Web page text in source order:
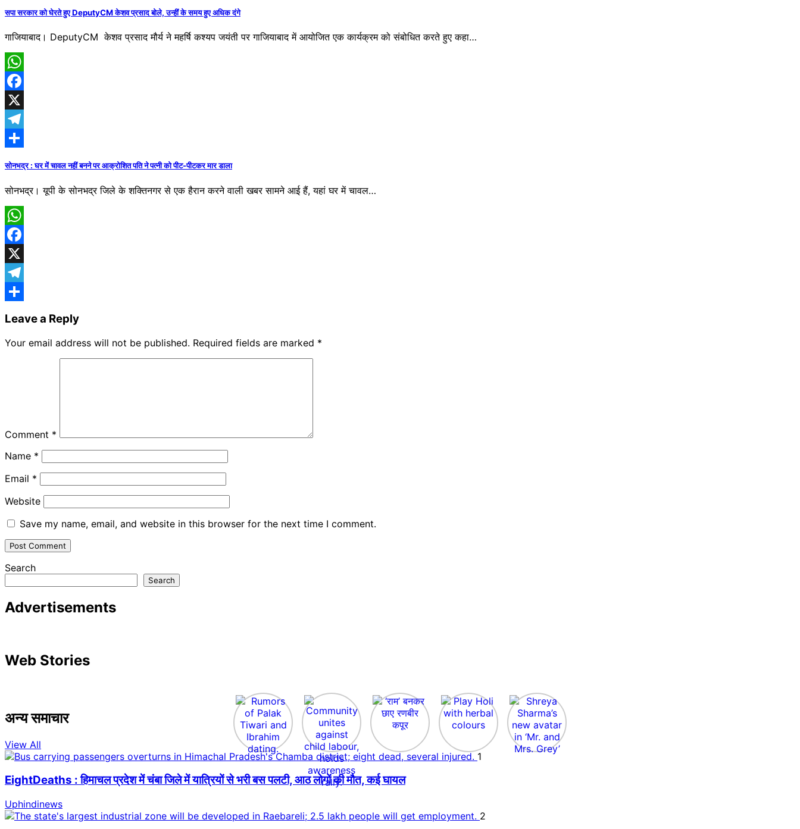
सपा सरकार को घेरते हुए DeputyCM केशव प्रसाद बोले, उन्हीं के समय हुए अधिक दंगे
गाजियाबाद। DeputyCM केशव प्रसाद मौर्य ने महर्षि कश्यप जयंती पर गाजियाबाद में आयोजित एक कार्यक्रम को संबोधित करते हुए कहा…
WhatsApp
Facebook
X
Telegram
सोनभद्र : घर में चावल नहीं बनने पर आक्रोशित पति ने पत्नी को पीट-पीटकर मार डाला
सोनभद्र। यूपी के सोनभद्र जिले के शक्तिनगर से एक हैरान करने वाली खबर सामने आई हैं, यहां घर में चावल…
WhatsApp
Facebook
X
Telegram
Leave a Reply
Your email address will not be published. Required fields are marked *
Comment *
Name *
Email *
Website
Save my name, email, and website in this browser for the next time I comment.
Search
Search
Advertisements
Web Stories
अन्य समाचार
View All
1
EightDeaths : हिमाचल प्रदेश में चंबा जिले में यात्रियों से भरी बस पलटी, आठ लोगों की मौत, कई घायल
Uphindinews
2